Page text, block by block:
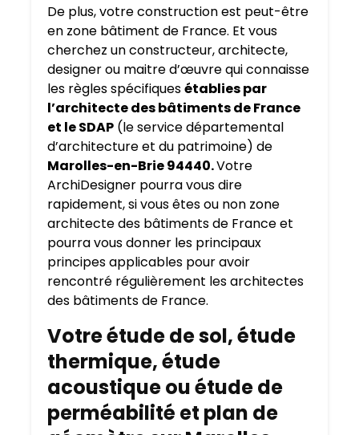
De plus, votre construction est peut-être
en zone bâtiment de France. Et vous
cherchez un constructeur, architecte,
designer ou maitre d’œuvre qui connaisse
les règles spécifiquesétablies par
l’architecte des bâtiments de France
et le SDAP (le service départemental
d’architecture et du patrimoine) de
Marolles-en-Brie 94440.Votre
ArchiDesigner pourra vous dire
rapidement, si vous êtes ou non zone
architecte des bâtiments de France et
pourra vous donner les principaux
principes applicables pour avoir
rencontré régulièrement les architectes
des bâtiments de France.
Votre étude de sol, étude
thermique, étude
acoustique ou étude de
perméabilité et plan de